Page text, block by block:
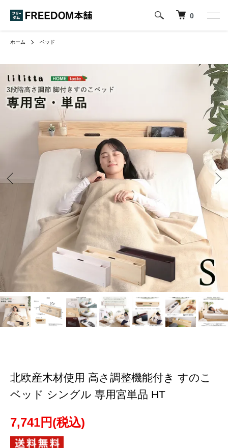
0
ホーム ベッド
北欧産木材使用 高さ調整機能付き すのこ
ベッド シングル 専用宮単品 HT
7,741円(税込)